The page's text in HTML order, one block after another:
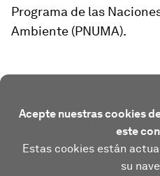
Programa de las
Ambiente (PNUMA).
Acepte nuestras cookies
este
Estas cookies están
su